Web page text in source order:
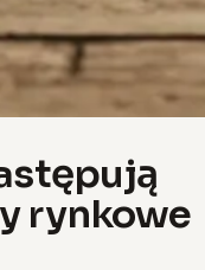
rynkowe